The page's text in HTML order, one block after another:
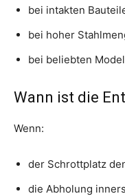
bei intakten
bei hoher
bei beliebten
Wann ist die
Wenn:
der Schrottplatz
die Abholung